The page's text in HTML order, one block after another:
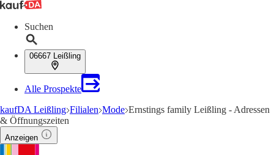
Suchen
06667 Leißling
Alle Prospekte
kaufDA Leißling Filialen Mode Ernstings family Leißling - Adressen
& Öffnungszeiten
Anzeigen